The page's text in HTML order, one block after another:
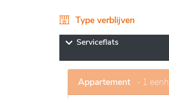
De instelling biedt een
van de bewoners. De
zorgdiensten worden
verschillende activiteiten
combineert comfort,
leven.
Type verblijven
Serviceflats
Appartement - 1